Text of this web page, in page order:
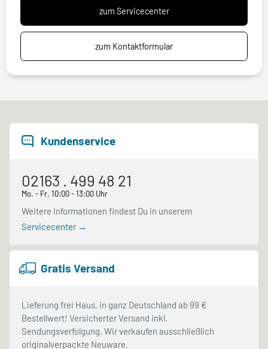
zum Servicecenter
zum Kontaktformular
Kundenservice
02163 . 499 48 21
Mo. - Fr. 10:00 - 13:00 Uhr
Weitere Informationen findest Du in unserem
Servicecenter →
Gratis Versand
Lieferung frei Haus, in ganz Deutschland ab 99 €
Bestellwert! Versicherter Versand inkl.
Sendungsverfolgung. Wir verkaufen ausschließlich
originalverpackte Neuware.